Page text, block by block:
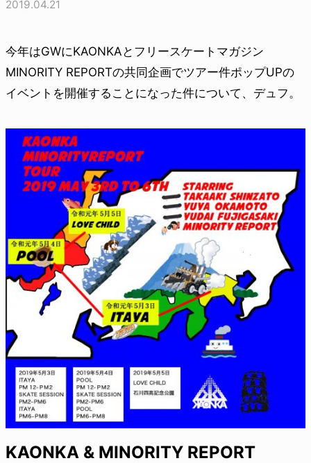
2019.04.21
今年はGWにKAONKAとフリースケートマガジン
MINORITY REPORTの共同企画でツアー件ポップUPの
イベントを開催することになった件について、デュフ。
KAONKA & MINORITY REPORT